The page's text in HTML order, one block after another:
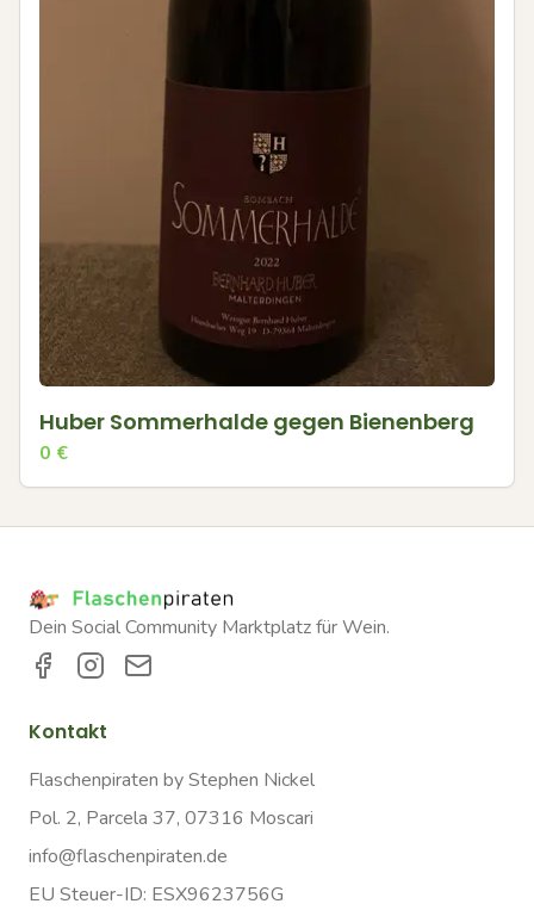
Huber Sommerhalde gegen Bienenberg
0 €
Dein Social Community Marktplatz für Wein.
Kontakt
Flaschenpiraten by Stephen Nickel
Pol. 2, Parcela 37, 07316 Moscari
info@flaschenpiraten.de
EU Steuer-ID: ESX9623756G